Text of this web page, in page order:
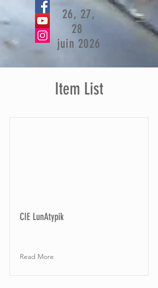
26, 27,
28
juin 2026
Item List
CIE LunAtypik
Read More